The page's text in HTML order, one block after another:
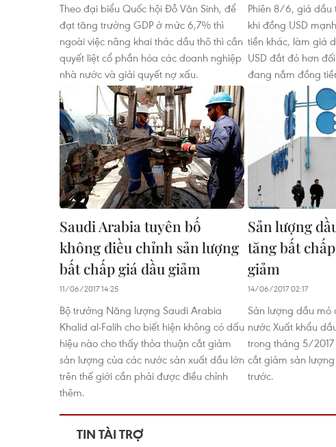
Theo đại biểu Quốc hội Đỗ Văn Sinh, để
đạt tăng trưởng GDP ở mức 6,7% thì
ngoài việc nâng khai thác dầu thô thì cần
quyết liệt cổ phần hóa các doanh nghiệp
nhà nước và giải quyết nợ xấu.
Phiên 8/6, giá dầu
khi đồng USD
tiền khác, làm giá
USD đắt đỏ hơn
đang nắm đồng
Saudi Arabia tuyên bố
không điều chỉnh sản lượng
bất chấp giá dầu giảm
11/06/2017 14:25
Bộ trưởng Năng lượng Saudi Arabia
Khalid al-Falih cho biết hiện không có dấu
hiệu nào cho thấy thỏa thuận cắt giảm
sản lượng của các nước sản xuất dầu lớn
trên thế giới cần phải được điều chỉnh
thêm.
Sản lượng
tăng bất
giảm
14/06/2017 02:17
Sản lượng dầu mỏ
nước Xuất khẩu
trong tháng 5/
cắt giảm sản
trước.